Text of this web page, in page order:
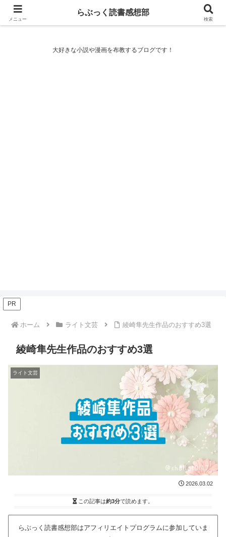
らぶっく読書感想部
大好きな小説や漫画を布教するブログです！
PR
ホーム ライト文芸 綾崎隼先生作品のおすすめ3選
綾崎隼先生作品のおすすめ3選
ライト文芸
2026.03.02
この記事は約3分で読めます。
らぶっく読書感想部はアフィリエイトプログラムに参加していま
メニュー
らぶっく読書感想部
検索